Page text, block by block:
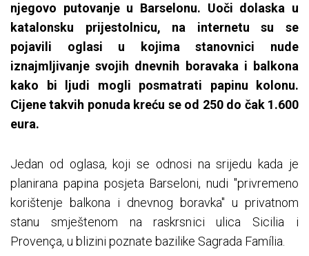
njegovo putovanje u Barselonu. Uoči dolaska u
katalonsku prijestolnicu, na internetu su se
pojavili oglasi u kojima stanovnici nude
iznajmljivanje svojih dnevnih boravaka i balkona
kako bi ljudi mogli posmatrati papinu kolonu.
Cijene takvih ponuda kreću se od 250 do čak 1.600
eura.
Jedan od oglasa, koji se odnosi na srijedu kada je
planirana papina posjeta Barseloni, nudi "privremeno
korištenje balkona i dnevnog boravka" u privatnom
stanu smještenom na raskrsnici ulica Sicilia i
Provença, u blizini poznate bazilike Sagrada Família.